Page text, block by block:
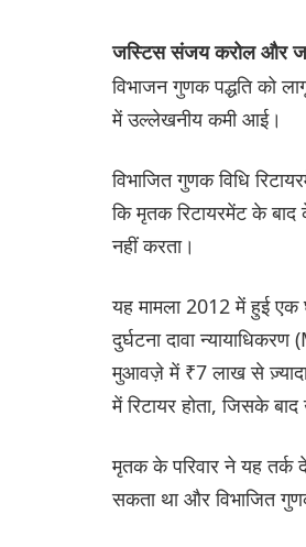
जस्टिस संजय करोल और
विभाजन गुणक पद्धति को
में उल्लेखनीय कमी आई।
विभाजित गुणक विधि
कि मृतक रिटायरमेंट के बाद
नहीं करता।
यह मामला 2012 में हुई एक
दुर्घटना दावा
मुआवज़े में ₹7 लाख से ज़्यादा
में रिटायर होता, जिसके
मृतक के परिवार ने यह तर्क
सकता था और विभाजित